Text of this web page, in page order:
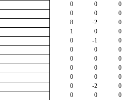
0 0
0
0 0
0
8 -2
0
1 0
0
0 -1
0
0 0
0
0 0
0
0 0
0
0 0
0
0 -2
0
0 0
0